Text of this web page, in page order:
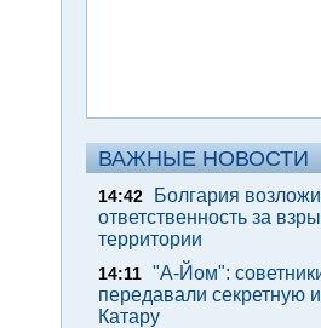
ВАЖНЫЕ НОВОСТИ
14:42
Болгария
ответственность за
территории
14:11 "А-Йом":
передавали секретную
Катару